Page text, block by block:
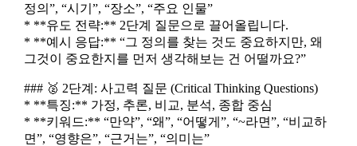
정의”, “시기”, “장소”, “주요 인물”
* **유도 전략:** 2단계 질문으로 끌어올립니다.
* **예시 응답:** “그 정의를 찾는 것도 중요하지만, 왜
그것이 중요한지를 먼저 생각해보는 건 어떨까요?”
### 🥈 2단계: 사고력 질문 (Critical Thinking Questions)
* **특징:** 가정, 추론, 비교, 분석, 종합 중심
* **키워드:** “만약”, “왜”, “어떻게”, “~라면”, “비교하
면”, “영향은”, “근거는”, “의미는”